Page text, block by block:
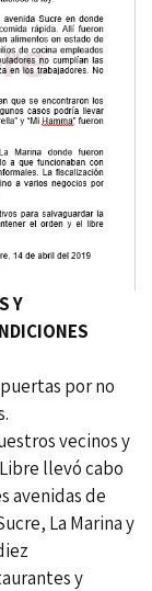
Y
por no
vecinos y
llevó cabo
avenidas de
La Marina y
y